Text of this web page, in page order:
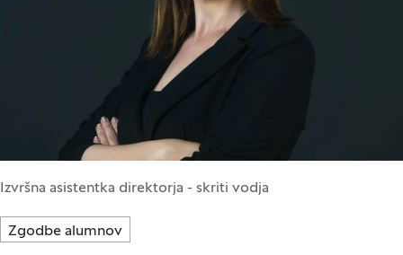
Izvršna asistentka direktorja - skriti vodja
Zgodbe alumnov